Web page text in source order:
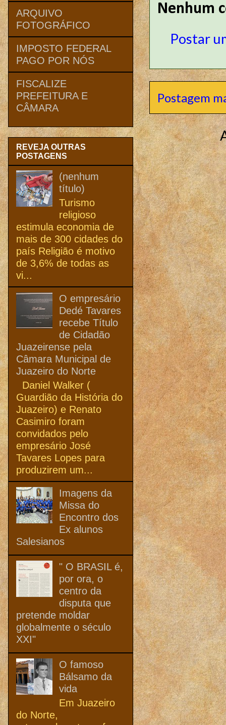
Nenhum
Postar
Postagem
ARQUIVO
FOTOGRÁFICO
IMPOSTO FEDERAL
PAGO POR NÓS
FISCALIZE
PREFEITURA E
CÂMARA
REVEJA OUTRAS
POSTAGENS
(nenhum
título)
Turismo
religioso
estimula economia de
mais de 300 cidades do
país Religião é motivo
de 3,6% de todas as
vi...
O empresário
Dedé Tavares
recebe Título
de Cidadão
Juazeirense pela
Câmara Municipal de
Juazeiro do Norte
Daniel Walker (
Guardião da História do
Juazeiro) e Renato
Casimiro foram
convidados pelo
empresário José
Tavares Lopes para
produzirem um...
Imagens da
Missa do
Encontro dos
Ex alunos
Salesianos
" O BRASIL é,
por ora, o
centro da
disputa que
pretende moldar
globalmente o século
XXI"
O famoso
Bálsamo da
vida
Em Juazeiro
do Norte,